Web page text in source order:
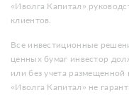
«Иволга Капитал»
клиентов.
Все инвестиционные
ценных бумаг инвестор
или без учета
«Иволга Капитал» не